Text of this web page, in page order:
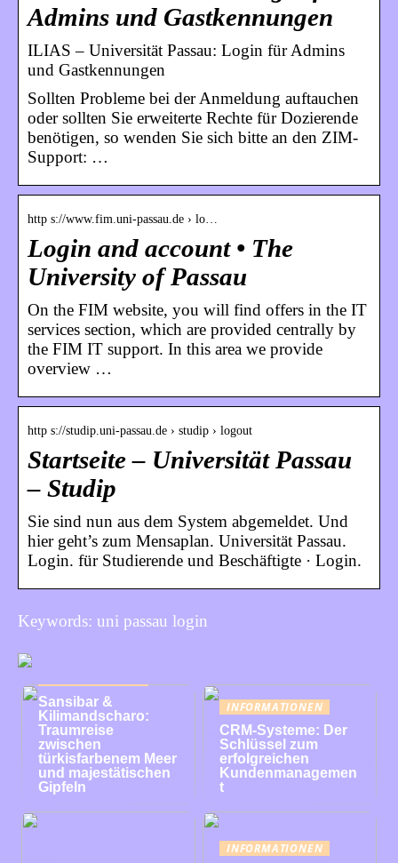
Admins und Gastkennungen
ILIAS – Universität Passau: Login für Admins
und Gastkennungen
Sollten Probleme bei der Anmeldung auftauchen
oder sollten Sie erweiterte Rechte für Dozierende
benötigen, so wenden Sie sich bitte an den ZIM-
Support: …
http s://www.fim.uni-passau.de › lo…
Login and account • The
University of Passau
On the FIM website, you will find offers in the IT
services section, which are provided centrally by
the FIM IT support. In this area we provide
overview …
http s://studip.uni-passau.de › studip › logout
Startseite – Universität Passau
– Studip
Sie sind nun aus dem System abgemeldet. Und
hier geht’s zum Mensaplan. Universität Passau.
Login. für Studierende und Beschäftigte · Login.
Keywords: uni passau login
Sansibar &
Kilimandscharo:
Traumreise
zwischen
türkisfarbenem Meer
und majestätischen
Gipfeln
INFORMATIONEN
CRM-Systeme: Der
Schlüssel zum
erfolgreichen
Kundenmanagemen
t
INFORMATIONEN